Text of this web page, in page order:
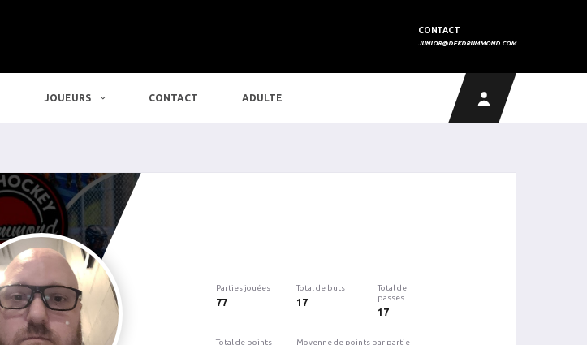
CONTACT
JUNIOR@DEKDRUMMOND.COM
JOUEURS CONTACT ADULTE
Parties jouées
77
Total de buts
17
Total de
passes
17
Total de points Moyenne de points par partie